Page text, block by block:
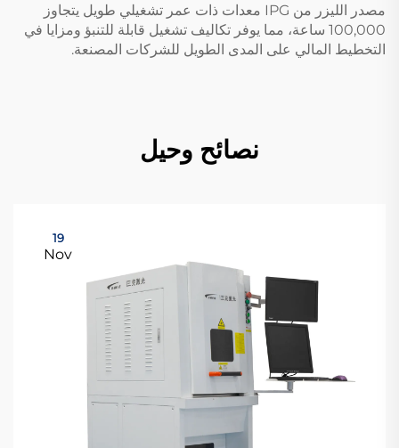
مصدر الليزر من IPG معدات ذات عمر تشغيلي طويل يتجاوز
100,000 ساعة، مما يوفر تكاليف تشغيل قابلة للتنبؤ ومزايا في
التخطيط المالي على المدى الطويل للشركات المصنعة.
نصائح وحيل
19
Nov